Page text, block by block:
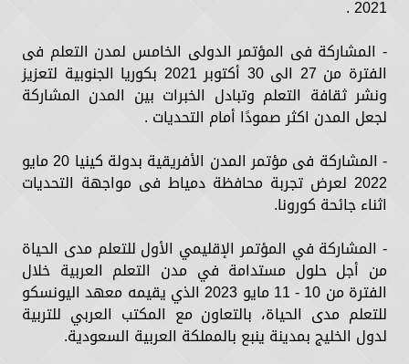
2021 .
- المشاركة فى المؤتمر الدولى الخامس لمدن التعلم فى
الفترة من 27 الى 30 أكتوبر 2021 بكوريا الجنوبية لتعزيز
ونشر ثقافة التعلم وتبادل الخبرات بين المدن المشاركة
لجعل المدن اكثر صمودًا أمام التحديات .
- المشاركة فى مؤتمر المدن الأفريقية بدولة كينيا 20 مايو
2022 لعرض تجربة محافظة دمياط فى مواجهة التحديات
اثناء جائحة كورونا.
- المشاركة في المؤتمر الإقليمي الأول للتعلم مدى الحياة
من أجل حلول مستدامة في مدن التعلم العربية خلال
الفترة من 10 - 11 مايو 2023 الذي يقيمه معهد اليونسكو
للتعلم مدى الحياة، بالتعاون مع المكتب العربي للتربية
لدول الخليج بمدينة ينبع بالمملكة العربية السعودية.